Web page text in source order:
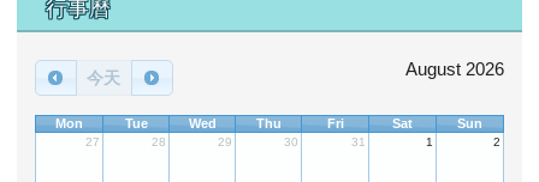
行事曆
今天 August 2026
Mon Tue Wed Thu Fri Sat Sun
27 28 29 30 31 1 2